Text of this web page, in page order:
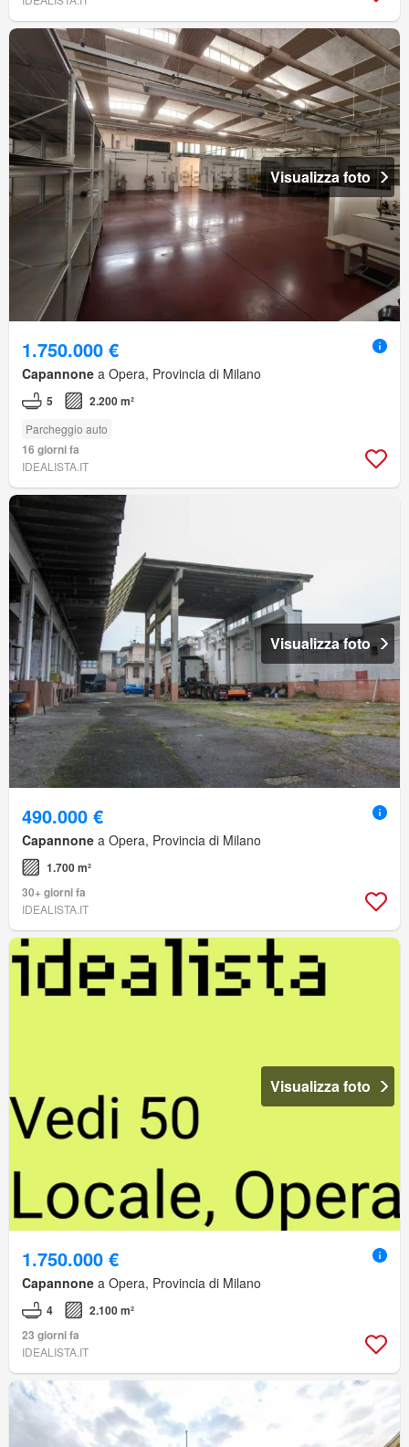
Visualizza foto
1.750.000 €
Capannone a Opera, Provincia di Milano
5 2.200 m²
Parcheggio auto
16 giorni fa
IDEALISTA.IT
Visualizza foto
490.000 €
Capannone a Opera, Provincia di Milano
1.700 m²
30+ giorni fa
IDEALISTA.IT
Visualizza foto
1.750.000 €
Capannone a Opera, Provincia di Milano
4
2.100 m²
23 giorni fa
IDEALISTA.IT